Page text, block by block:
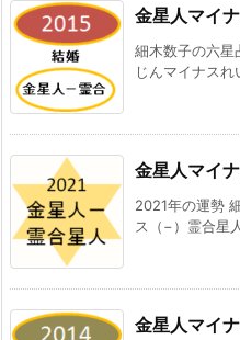
金星人マイ
細木数子の六星
じんマイナス
金星人マイ
2021年の運勢
ス（−）霊合星
金星人マイ